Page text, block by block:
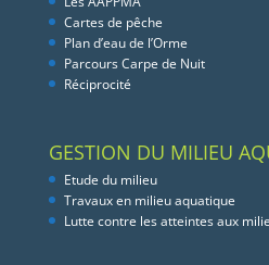
Cartes de pêche
Plan d’eau de l’Orme
Parcours Carpe de Nuit
Réciprocité
GESTION DU MILIEU
Etude du milieu
Travaux en milieu aquatique
Lutte contre les atteintes aux